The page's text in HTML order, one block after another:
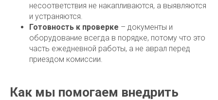
несоответствия не накапливаются, а выявляются
и устраняются.
Готовность к проверке – документы и
оборудование всегда в порядке, потому что это
часть ежедневной работы, а не аврал перед
приездом комиссии.
Как мы помогаем внедрить